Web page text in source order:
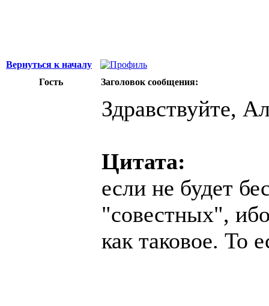
Вернуться к началу
Гость
Заголовок сообщения:
Здравствуйте,
Цитата:
если не будет
"совестных",
как таковое. То